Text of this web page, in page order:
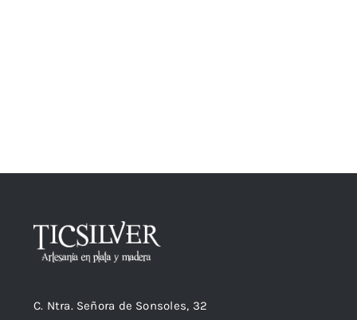
C. Ntra. Señora de Sonsoles, 32